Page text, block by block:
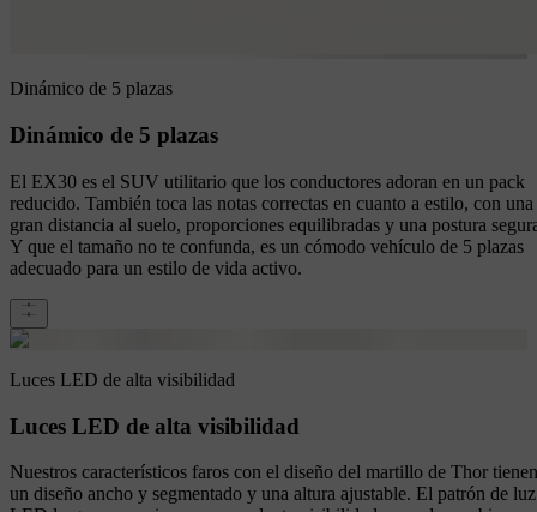
Dinámico de 5 plazas
Dinámico de 5 plazas
El EX30 es el SUV utilitario que los conductores adoran en un pack
reducido. También toca las notas correctas en cuanto a estilo, con una
gran distancia al suelo, proporciones equilibradas y una postura
Y que el tamaño no te confunda, es un cómodo vehículo de 5 plazas
adecuado para un estilo de vida activo.
Luces LED de alta visibilidad
Luces LED de alta visibilidad
Nuestros característicos faros con el diseño del martillo de Thor tienen
un diseño ancho y segmentado y una altura ajustable. El patrón de luz